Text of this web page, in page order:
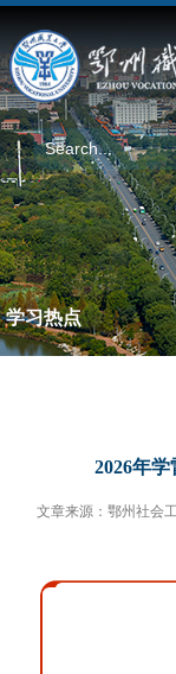
学习热点
2026年
文章来源：鄂州社会